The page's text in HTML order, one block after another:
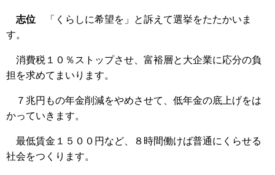
志位 「くらしに希望を」と訴えて選挙をたたかいま
す。
消費税１０％ストップさせ、富裕層と大企業に応分の負
担を求めてまいります。
７兆円もの年金削減をやめさせて、低年金の底上げをは
かっていきます。
最低賃金１５００円など、８時間働けば普通にくらせる
社会をつくります。